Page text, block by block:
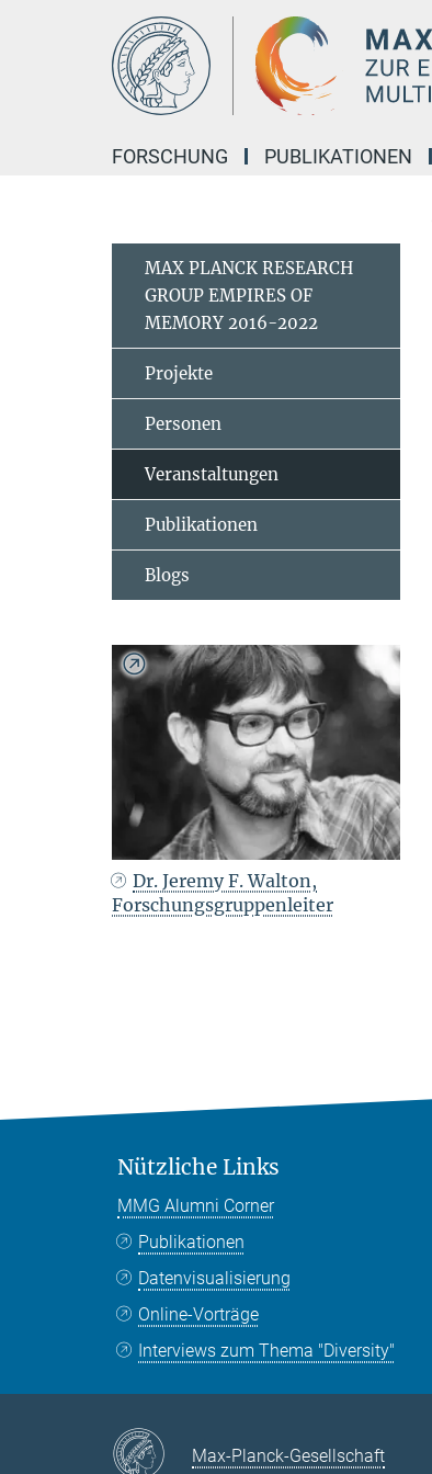
FORSCHUNG PUBLIKATIONEN
MAX PLANCK RESEARCH
GROUP EMPIRES OF
MEMORY 2016-2022
Projekte
Personen
Veranstaltungen
Publikationen
Blogs
Dr. Jeremy F. Walton,
Forschungsgruppenleiter
Nützliche Links
MMG Alumni Corner
Publikationen
Datenvisualisierung
Online-Vorträge
Interviews zum Thema "Diversity"
Max-Planck-Gesellschaft